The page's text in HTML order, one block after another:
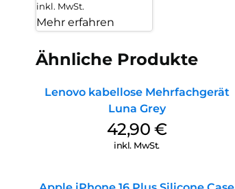
inkl. MwSt.
Mehr erfahren
Ähnliche Produkte
Lenovo kabellose Mehrfachgerät
Luna Grey
42,90 €
inkl. MwSt.